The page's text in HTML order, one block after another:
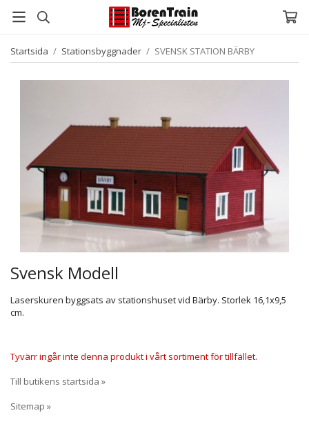
Startsida / Stationsbyggnader / SVENSK STATION BÄRBY
Svensk Modell
Laserskuren byggsats av stationshuset vid Bärby. Storlek 16,1x9,5
cm.
Tyvärr ingår inte denna produkt i vårt sortiment för tillfället.
Till butikens startsida »
Sitemap »